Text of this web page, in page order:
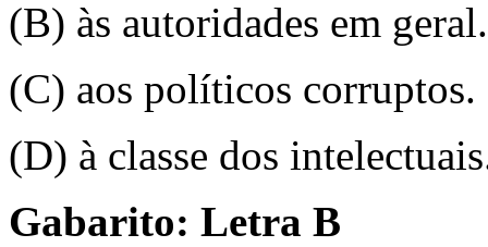
(B) às autoridades em geral.
(C) aos políticos corruptos.
(D) à classe dos
Gabarito: Letra B